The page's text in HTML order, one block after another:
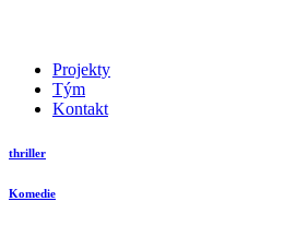
Projekty
Tým
Kontakt
thriller
Komedie